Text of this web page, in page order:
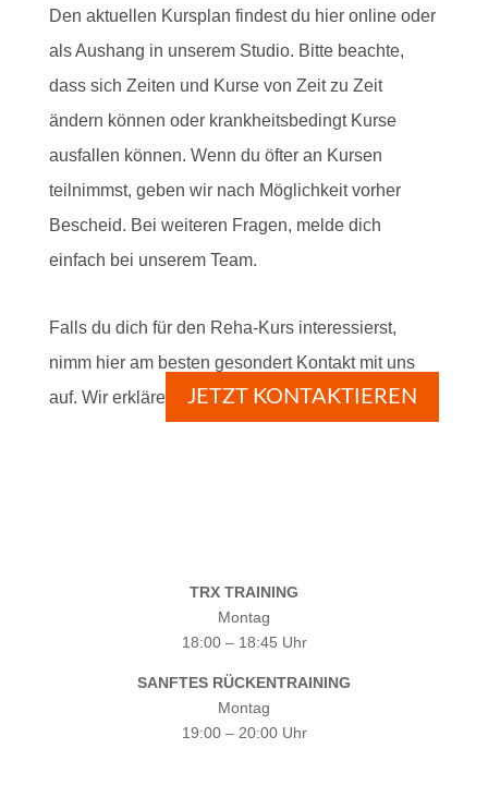
Den aktuellen Kursplan findest du hier online oder
als Aushang in unserem Studio. Bitte beachte,
dass sich Zeiten und Kurse von Zeit zu Zeit
ändern können oder krankheitsbedingt Kurse
ausfallen können. Wenn du öfter an Kursen
teilnimmst, geben wir nach Möglichkeit vorher
Bescheid. Bei weiteren Fragen, melde dich
einfach bei unserem Team.
Falls du dich für den Reha-Kurs interessierst,
nimm hier am besten gesondert Kontakt mit uns
auf. Wir erklären dir dann den genauen Ablauf.
JETZT KONTAKTIEREN
TRX TRAINING
Montag
18:00 – 18:45 Uhr
SANFTES RÜCKENTRAINING
Montag
19:00 – 20:00 Uhr